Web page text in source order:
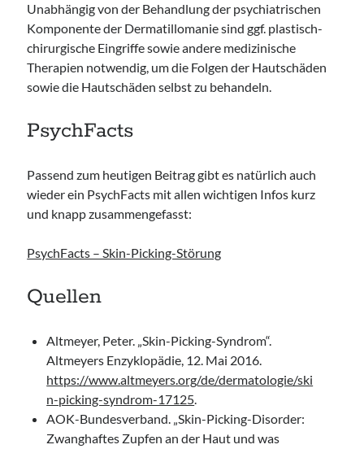
Unabhängig von der Behandlung der psychiatrischen
Komponente der Dermatillomanie sind ggf. plastisch-
chirurgische Eingriffe sowie andere medizinische
Therapien notwendig, um die Folgen der Hautschäden
sowie die Hautschäden selbst zu behandeln.
PsychFacts
Passend zum heutigen Beitrag gibt es natürlich auch
wieder ein PsychFacts mit allen wichtigen Infos kurz
und knapp zusammengefasst:
PsychFacts – Skin-Picking-Störung
Quellen
Altmeyer, Peter. „Skin-Picking-Syndrom“.
Altmeyers Enzyklopädie, 12. Mai 2016.
https://www.altmeyers.org/de/dermatologie/ski
n-picking-syndrom-17125.
AOK-Bundesverband. „Skin-Picking-Disorder:
Zwanghaftes Zupfen an der Haut und was